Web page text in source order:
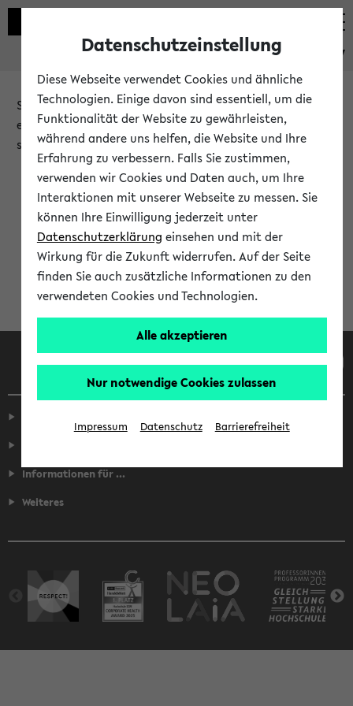
eKVV
Sie möchten auf eine eKVV Funktion zugreifen, die Ihnen
erst nach einer Anmeldung am System zur Verfügung
steht.
Bitte melden Sie sich an:
Anmeldung am eKVV
Informationen für ...
Weiteres
Datenschutzeinstellung
Diese Webseite verwendet Cookies und ähnliche
Technologien. Einige davon sind essentiell, um die
Funktionalität der Website zu gewährleisten,
während andere uns helfen, die Website und Ihre
Erfahrung zu verbessern. Falls Sie zustimmen,
verwenden wir Cookies und Daten auch, um Ihre
Interaktionen mit unserer Webseite zu messen. Sie
können Ihre Einwilligung jederzeit unter
Datenschutzerklärung einsehen und mit der
Wirkung für die Zukunft widerrufen. Auf der Seite
finden Sie auch zusätzliche Informationen zu den
verwendeten Cookies und Technologien.
Alle akzeptieren
Nur notwendige Cookies zulassen
Impressum Datenschutz Barrierefreiheit